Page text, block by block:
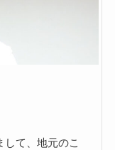
て、地元のこ